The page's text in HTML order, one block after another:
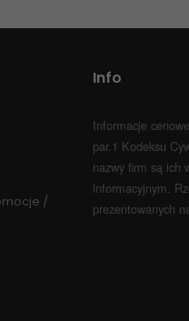
/
Info
Informacje
par.1 Kodeksu
nazwy firm są ich
informacyjnym.
prezentowanych